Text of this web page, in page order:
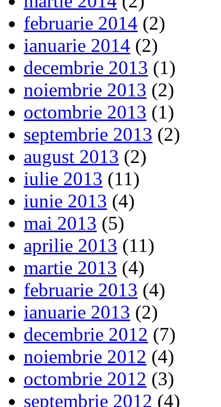
februarie 2014 (2)
ianuarie 2014 (2)
decembrie 2013 (1)
noiembrie 2013 (2)
octombrie 2013 (1)
septembrie 2013 (2)
august 2013 (2)
iulie 2013 (11)
iunie 2013 (4)
mai 2013 (5)
aprilie 2013 (11)
martie 2013 (4)
februarie 2013 (4)
ianuarie 2013 (2)
decembrie 2012 (7)
noiembrie 2012 (4)
octombrie 2012 (3)
septembrie 2012 (4)